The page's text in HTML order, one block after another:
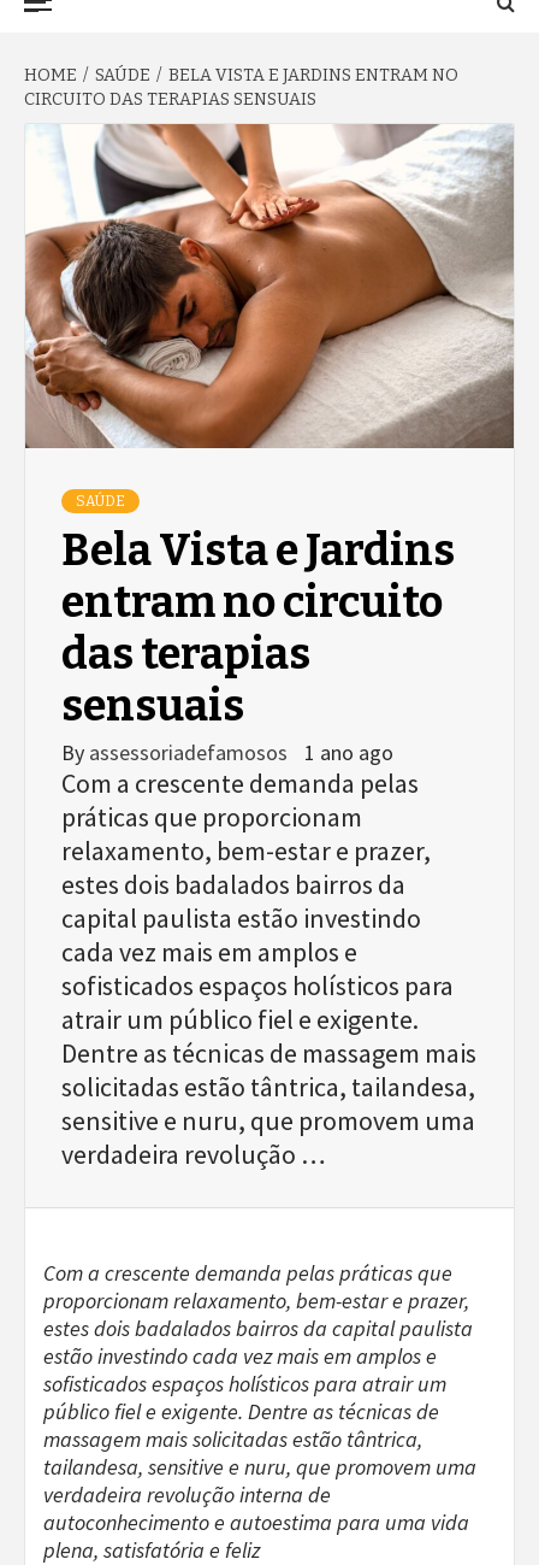
HOME SAÚDE
BELA VISTA E JARDINS ENTRAM NO
CIRCUITO DAS TERAPIAS SENSUAIS
SAÚDE
Bela Vista e Jardins
entram no circuito
das terapias
sensuais
By assessoriadefamosos 1 ano ago
Com a crescente demanda pelas
práticas que proporcionam
relaxamento, bem-estar e prazer,
estes dois badalados bairros da
capital paulista estão investindo
cada vez mais em amplos e
sofisticados espaços holísticos para
atrair um público fiel e exigente.
Dentre as técnicas de massagem mais
solicitadas estão tântrica, tailandesa,
sensitive e nuru, que promovem uma
verdadeira revolução …
Com a crescente demanda pelas práticas que
proporcionam relaxamento, bem-estar e prazer,
estes dois badalados bairros da capital paulista
estão investindo cada vez mais em amplos e
sofisticados espaços holísticos para atrair um
público fiel e exigente. Dentre as técnicas de
massagem mais solicitadas estão tântrica,
tailandesa, sensitive e nuru, que promovem uma
verdadeira revolução interna de
autoconhecimento e autoestima para uma vida
plena, satisfatória e feliz